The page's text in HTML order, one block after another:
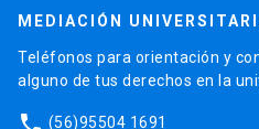
MEDIACIÓN
Teléfonos para orientación y
alguno de tus derechos en la
(56)95504 1691